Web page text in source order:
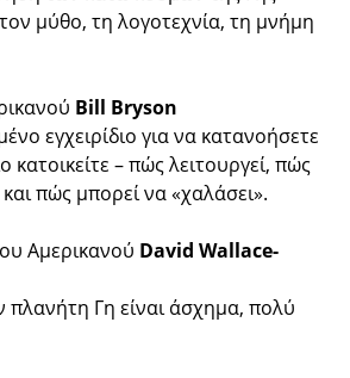
μύθο, τη λογοτεχνία, τη μνήμη
Bill Bryson
εγχειρίδιο για να κατανοήσετε
– πώς λειτουργεί, πώς
πώς μπορεί να «χαλάσει».
Αμερικανού David Wallace-
Γη είναι άσχημα, πολύ